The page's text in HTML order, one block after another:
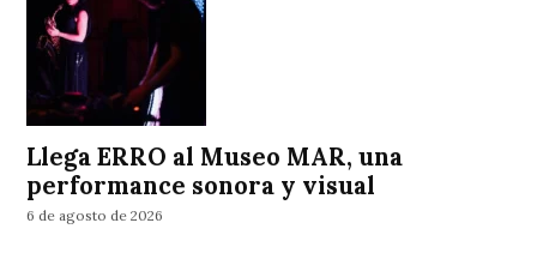
Llega ERRO al Museo MAR, una
performance sonora y visual
6 de agosto de 2026